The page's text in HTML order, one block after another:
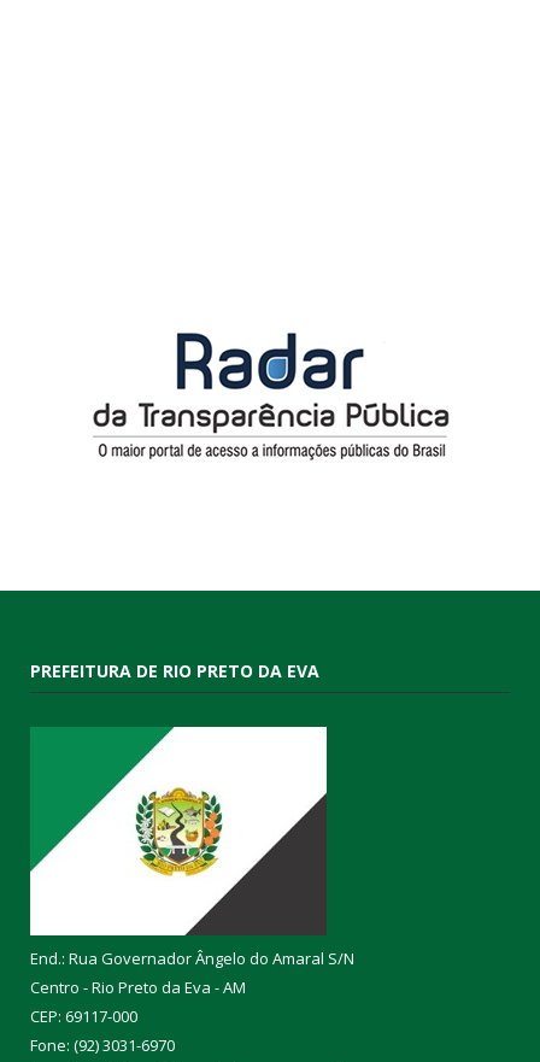
PREFEITURA DE RIO PRETO DA EVA
End.: Rua Governador Ângelo do Amaral S/N
Centro - Rio Preto da Eva - AM
CEP: 69117-000
Fone: (92) 3031-6970